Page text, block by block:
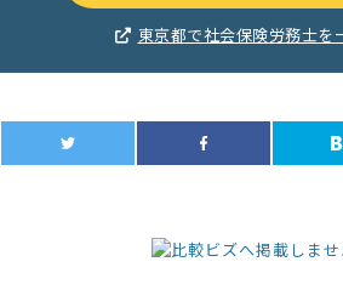
東京都で社会保険労務士を